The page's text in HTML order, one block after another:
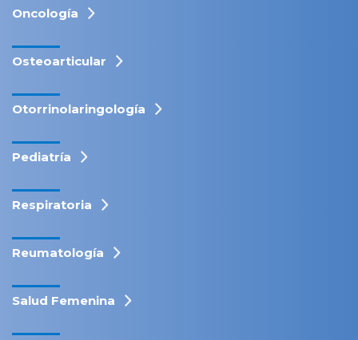
Oncología
Osteoarticular
Otorrinolaringología
Pediatría
Respiratoria
Reumatología
Salud Femenina